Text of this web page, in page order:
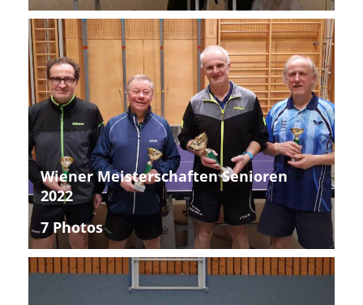
Wiener Meisterschaften Senioren
2022
7 Photos